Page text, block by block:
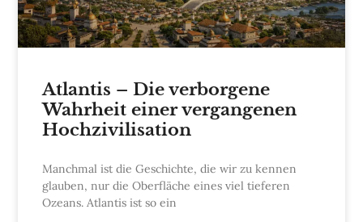
Atlantis – Die verborgene
Wahrheit einer vergangenen
Hochzivilisation
Manchmal ist die Geschichte, die wir zu kennen
glauben, nur die Oberfläche eines viel tieferen
Ozeans. Atlantis ist so ein